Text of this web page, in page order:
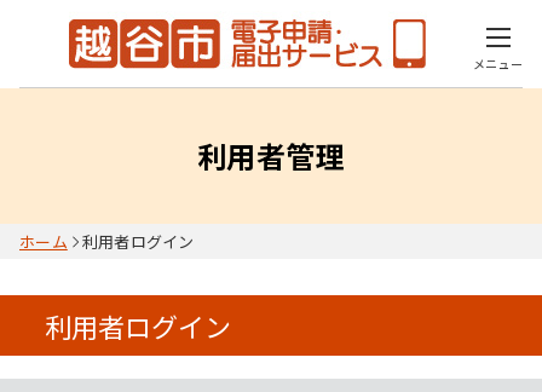
メニュー
利用者管理
ホーム 利用者ログイン
利用者ログイン